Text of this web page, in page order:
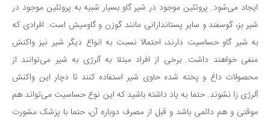
ایجاد می‌شود. پروتئین موجود در شیر گاو بسیار شبیه به پروتئین موجود در
شیر بز، گوسفند و سایر پستاندارانی مانند گوزن و گاومیش است. افرادی که
به شیر گاو حساسیت دارند، احتمالا نسبت به انواع دیگر شیر نیز واکنش
منفی خواهند داشت. برخی از افراد مبتلا به آلرژی به شیر می‌توانند از
محصولات داغ و پخته شده حاوی شیر استفاده کنند تا دچار این واکنش
آلرژی زا نشوند. حتما به یاد داشته باشید که این نوع حساسیت می‌تواند هم
موقتی و هم دائمی باشد و قبل از مصرف دوباره آن، حتما با پزشک مشورت